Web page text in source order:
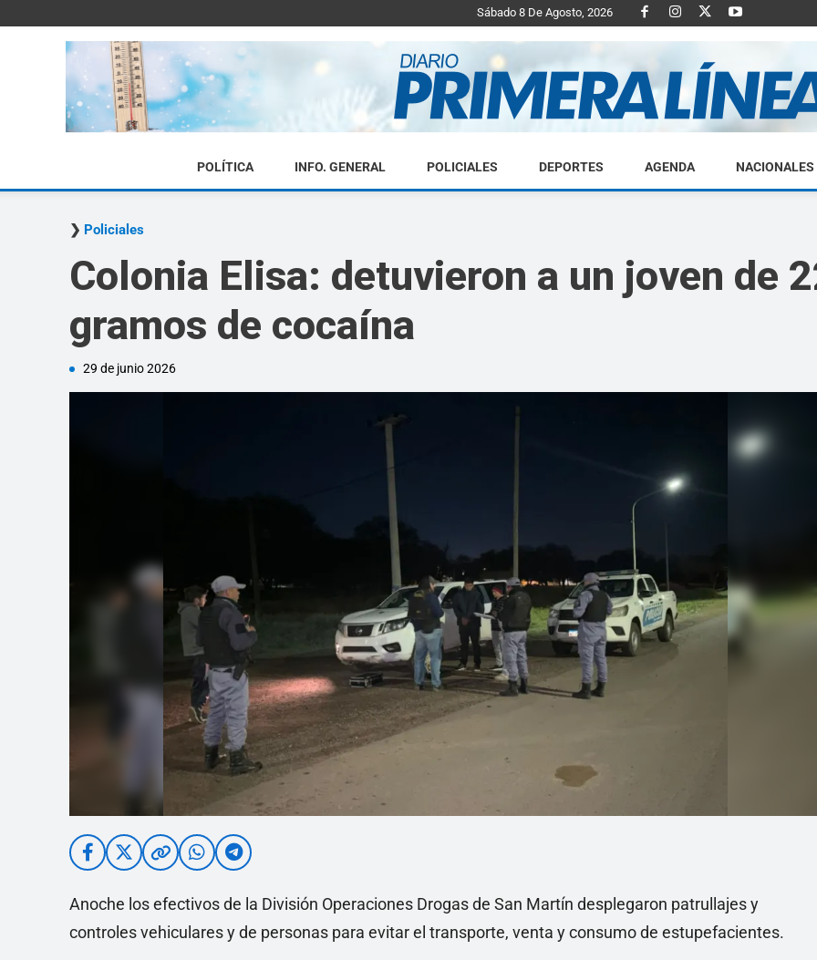
Sábado 8 De Agosto, 2026
Diario
POLÍTICA INFO. GENERAL POLICIALES DEPORTES AGENDA NACIONALES
Policiales
Colonia Elisa: detuvieron a un joven de
gramos de cocaína
29 de junio 2026
Anoche los efectivos de la División Operaciones Drogas de San Martín desplegaron patrullajes y
controles vehiculares y de personas para evitar el transporte, venta y consumo de estupefacientes.